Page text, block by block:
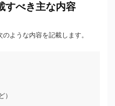
すべき主な内容
ような内容を記載します。
）